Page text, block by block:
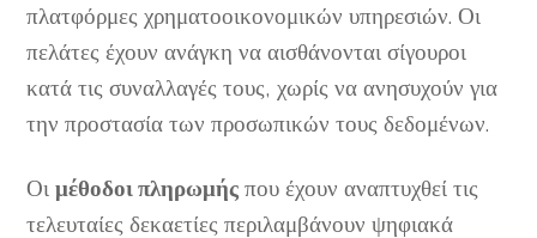
πλατφόρμες χρηματοοικονομικών υπηρεσιών. Οι
πελάτες έχουν ανάγκη να αισθάνονται σίγουροι
κατά τις συναλλαγές τους, χωρίς να ανησυχούν για
την προστασία των προσωπικών τους δεδομένων.
Οιμέθοδοι πληρωμής που έχουν αναπτυχθεί τις
τελευταίες δεκαετίες περιλαμβάνουν ψηφιακά